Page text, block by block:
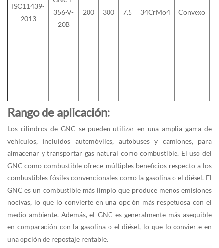
ISO11439-
2013
356-V-
20B
200 300 7.5 34CrMo4 Convexo
Rango de aplicación:
Los cilindros de GNC se pueden utilizar en una amplia gama de
vehículos, incluidos automóviles, autobuses y camiones, para
almacenar y transportar gas natural como combustible. El uso del
GNC como combustible ofrece múltiples beneficios respecto a los
combustibles fósiles convencionales como la gasolina o el diésel. El
GNC es un combustible más limpio que produce menos emisiones
nocivas, lo que lo convierte en una opción más respetuosa con el
medio ambiente. Además, el GNC es generalmente más asequible
en comparación con la gasolina o el diésel, lo que lo convierte en
una opción de repostaje rentable.